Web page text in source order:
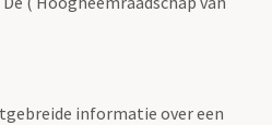
informatie over een